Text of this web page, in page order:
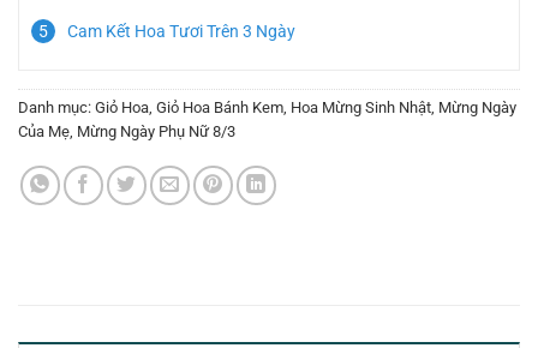
Cam Kết Hoa Tươi Trên 3 Ngày
Danh mục: Giỏ Hoa, Giỏ Hoa Bánh Kem, Hoa Mừng Sinh Nhật, Mừng Ngày
Của Mẹ, Mừng Ngày Phụ Nữ 8/3